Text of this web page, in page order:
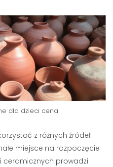
dla dzieci cena
z różnych źródeł
miejsce na rozpoczęcie
ceramicznych prowadzi